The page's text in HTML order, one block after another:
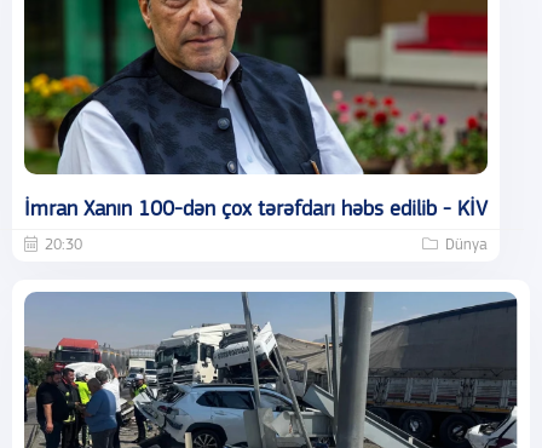
İmran Xanın 100-dən çox tərəfdarı həbs edilib - KİV
20:30 Dünya